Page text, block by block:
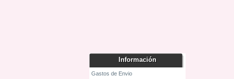
Información
Gastos de Envio